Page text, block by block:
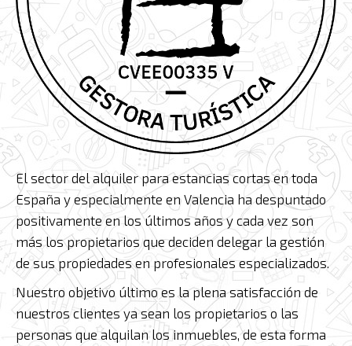
El sector del alquiler para estancias cortas en toda
España y especialmente en Valencia ha despuntado
positivamente en los últimos años y cada vez son
más los propietarios que deciden delegar la gestión
de sus propiedades en profesionales especializados.
Nuestro objetivo último es la plena satisfacción de
nuestros clientes ya sean los propietarios o las
personas que alquilan los inmuebles, de esta forma